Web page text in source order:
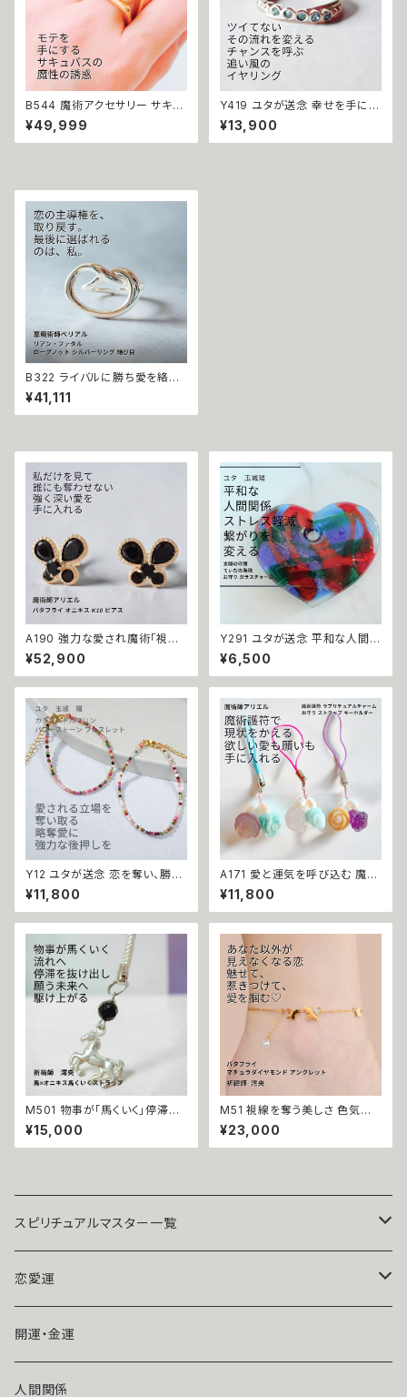
B544 魔術アクセサリー サキュ
バスの誓約 魔性の誘惑 身も心
も虜に モテモテ パール スクエ
アリング 魔性の輝き 引き寄せ
開運 魔術 強力 黒魔術 おまじ
ない 呪 本物 魔術師 魔法 恋愛
成就 お守り アクセサリー 叶う
恋愛運 おまじない 本物
¥49,999
Y419 ユタが送念 幸せを手に入
れる 緊張改善 自信をもたらす
人間関係改善 仕事運アップ ブ
ルービジューライン リング 占い
¥13,900
B322 ライバルに勝ち愛を絡め
取る 溺愛魔術 ロープノット シル
バーリング 結び目 リアン・ファ
タル 魔術 悪魔術師ベリアル 指
バル 複雑恋愛 おまじない 本物
強力 魔術
¥41,111
A190 強力な愛され魔術「視線
封印」執愛の蝶 私以外見ないで
狂おしいほど愛されたい 浮気防
止 バタフライ オニキス K10 ピ
占欲 独り占め 視線 愛され力
好かれる 気持ちを繋ぎ止める
不倫防止 ブラック 蝶々 パピヨ
ン パワーストーン ストラップ 叶
う 魔術アクセサリー 成就 恋愛
¥52,900
Y291 ユタが送念 平和な人間関
係 ストレス軽減 繋がりを変える
太陽の守護 てぃだの海珠 お守
り ガラスチャーム 人間関係 悩
ス 解消 縁結び 海 沖縄 玉城 ユ
タ 占い お守り 人間関係 開運
神人 波
¥6,500
Y12 ユタが送念 恋を奪い、勝ち
取る 彩の覇者 カラフルトルマリ
ン パワーストーン ブレスレット
天然石 御守り おまじない 引寄
愛 三角関係 本命 恋愛運 運気
上昇 占い 開運 お守り パワース
トーン 祈祷 沖縄 海 エネルギー
ユタ ネイチャーパワー ちゅら
¥11,800
A171 愛と運気を呼び込む 魔術
護符「ラブリチュアルチャーム 」
魔術師 アリエル お守り ストラッ
プ キーホルダー ローズクオー
ーツ アベンチュリン アメジスト
サンゴ パール クリスタル 天然
石 パワーストーン 誕生石 成就
真珠 白魔術 強力 魔術アクセサ
リー ストラップ チャーム
¥11,800
M501 物事が「馬くいく」停滞を
打ち破り勝運を呼び込む 馬 オ
ニキス シルバー ストラップ キー
ホルダー 祈祷師 澪央（みお）手
功 出世 お守り 御守り おまじな
¥15,000
M51 視線を奪う美しさ 色気で
惑わす「胡蝶石」 木花咲耶姫（こ
のはなさくやひめ）の愛の力で愛
を制す バタフライ 蝶々 マチュラ
愛運】お守り 繁栄 美しさ 縁結
¥23,000
スピリチュアルマスター一覧
魔術師アリエル
悪魔術師べリアル
風水師さくら
恋愛運
片思い
ライバルの居る恋（略奪したい）
開運・金運
人間関係